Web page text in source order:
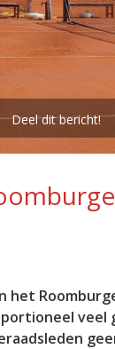
Deel dit bericht!
veel